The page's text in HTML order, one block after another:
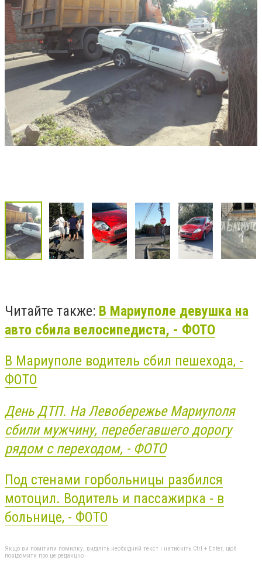
Читайте также: В Мариуполе девушка на
авто сбила велосипедиста, - ФОТО
В Мариуполе водитель сбил пешехода, -
ФОТО
День ДТП. На Левобережье Мариуполя
сбили мужчину, перебегавшего дорогу
рядом с переходом, - ФОТО
Под стенами горбольницы разбился
мотоцил. Водитель и пассажирка - в
больнице, - ФОТО
Якщо ви помітили помилку, виділіть необхідний текст і натисніть Ctrl + Enter, щоб
повідомити про це редакцію